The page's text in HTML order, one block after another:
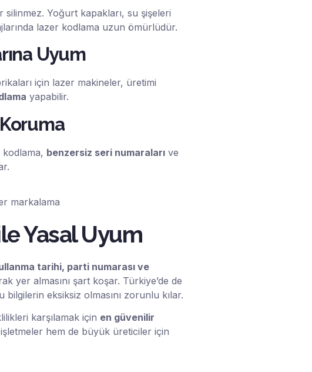
Yoğurt kapakları, su şişeleri
lazer kodlama uzun ömürlüdür.
Uyum
için lazer makineler, üretimi
yapabilir.
benzersiz seri numaraları ve
Yasal Uyum
tarihi, parti numarası ve
yer almasını şart koşar. Türkiye’de de
bilgilerin eksiksiz olmasını zorunlu kılar.
karşılamak için en güvenilir
hem de büyük üreticiler için